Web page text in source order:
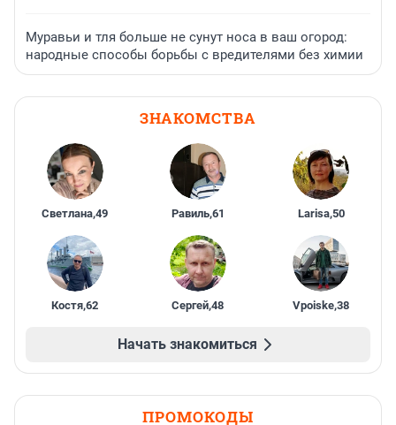
Муравьи и тля больше не сунут носа в ваш огород:
народные способы борьбы с вредителями без химии
ЗНАКОМСТВА
Светлана,49 Равиль,61 Larisa,50
Костя,62 Сергей,48 Vpoiske,38
Начать знакомиться
ПРОМОКОДЫ